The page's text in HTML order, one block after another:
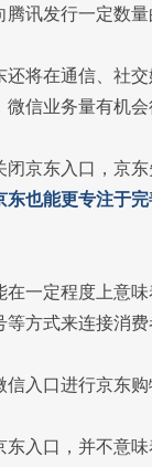
腾讯发行一定数
还将在通信、社
微信业务量有机
闭京东入口，京
东也能更专注于
在一定程度上意
等方式来连接消
信入口进行京东
东入口，并不意